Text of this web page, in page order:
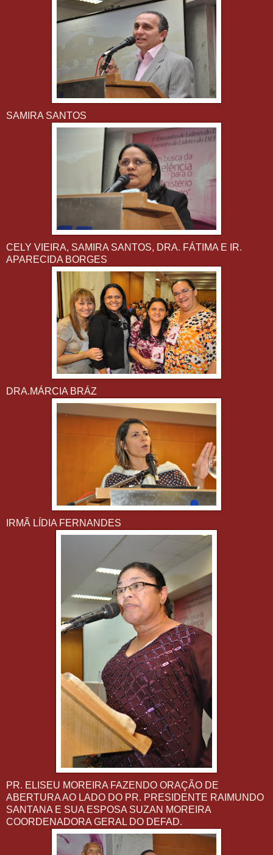
SAMIRA SANTOS
CELY VIEIRA, SAMIRA SANTOS, DRA. FÁTIMA E IR.
APARECIDA BORGES
DRA.MÁRCIA BRÁZ
IRMÃ LÍDIA FERNANDES
PR. ELISEU MOREIRA FAZENDO ORAÇÃO DE
ABERTURA AO LADO DO PR. PRESIDENTE RAIMUNDO
SANTANA E SUA ESPOSA SUZAN MOREIRA
COORDENADORA GERAL DO DEFAD.